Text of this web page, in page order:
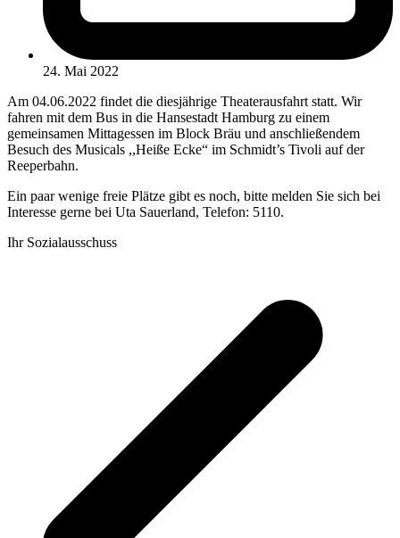
24. Mai 2022
Am 04.06.2022 findet die diesjährige Theaterausfahrt statt. Wir
fahren mit dem Bus in die Hansestadt Hamburg zu einem
gemeinsamen Mittagessen im Block Bräu und anschließendem
Besuch des Musicals ,,Heiße Ecke“ im Schmidt’s Tivoli auf der
Reeperbahn.
Ein paar wenige freie Plätze gibt es noch, bitte melden Sie sich bei
Interesse gerne bei Uta Sauerland, Telefon: 5110.
Ihr Sozialausschuss